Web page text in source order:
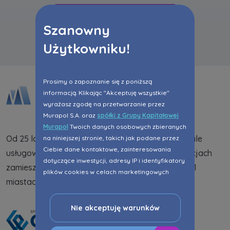
Szanowny
Użytkowniku!
Prosimy o zapoznanie się z poniższą
informacją. Klikając "Akceptuję wszystkie"
wyrażasz zgodę na przetwarzanie przez
Murapol S.A. oraz spółki z Grupy Kapitałowej
Murapol Twoich danych osobowych zbieranych
na niniejszej stronie, takich jak podane przez
Ciebie dane kontaktowe, zainteresowania
dotyczące inwestycji, adresy IP i identyfikatory
plików cookies w celach marketingowych
do Twoich potrzeb, w tym w oparciu o
profilowanie. Oczywiście, możesz nie wyrazić
przedmiotowej zgody klikając ”Nie akceptuję
warunków”.
Nie akceptuję warunków
Od 25 lat dostarczamy na rynek mieszkania i lokale
usługowe. Dotychczas w zrealizowanych inwestycjach
zamieszkało 108,7 tys. osób. Jesteśmy obecni w 21
miastach na terenie całego kraju.